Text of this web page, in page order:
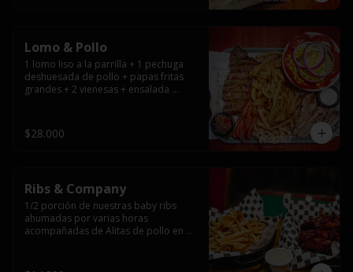
Lomo & Pollo
1 lomo liso a la parrilla + 1 pechuga
deshuesada de pollo + papas fritas
grandes + 2 vienesas + ensalada
$28.000
Ribs & Company
1/2 porción de nuestras baby ribs
ahumadas por varias horas
acompañadas de Alitas de pollo en